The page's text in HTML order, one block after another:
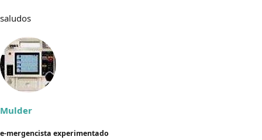
saludos
Mulder
e-mergencista experimentado